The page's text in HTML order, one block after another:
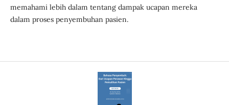
memahami lebih dalam tentang dampak ucapan mereka
dalam proses penyembuhan pasien.